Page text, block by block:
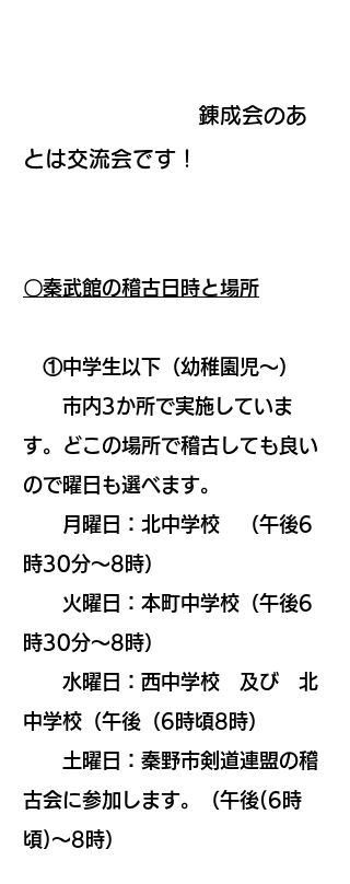
錬成会のあ
とは交流会です！
〇秦武館の稽古日時と場所
①中学生以下（幼稚園児～）
市内3か所で実施していま
す。どこの場所で稽古しても良い
ので曜日も選べます。
月曜日：北中学校 （午後6
時30分～8時）
火曜日：本町中学校（午後6
時30分～8時）
水曜日：西中学校 及び 北
中学校（午後（6時頃8時）
土曜日：秦野市剣道連盟の稽
古会に参加します。（午後(6時
頃)～8時）